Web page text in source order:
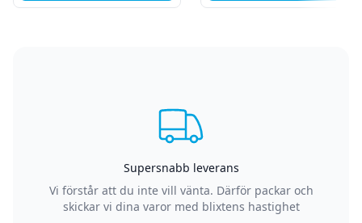
Supersnabb leverans
Vi förstår att du inte vill vänta. Därför packar och
skickar vi dina varor med blixtens hastighet